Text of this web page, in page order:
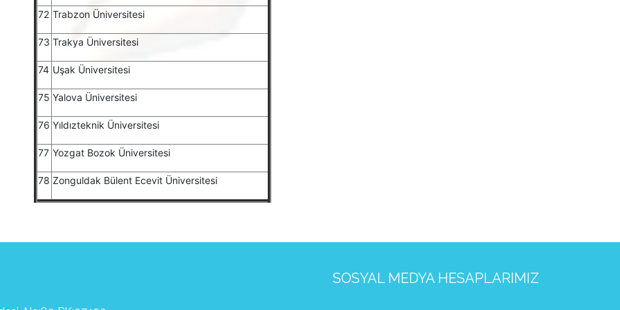
72 Trabzon Üniversitesi
73 Trakya Üniversitesi
74 Uşak Üniversitesi
75 Yalova Üniversitesi
76 Yıldızteknik Üniversitesi
77 Yozgat Bozok Üniversitesi
78 Zonguldak Bülent Ecevit Üniversitesi
SOSYAL MEDYA HESAPLARIMIZ